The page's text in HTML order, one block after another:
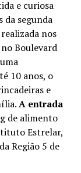
surpreender
ao redor do
que
exposição
em
e curiosa
da segunda
nos
Boulevard
10 anos, o
e
A entrada
de alimento
Estrelar,
Região 5 de